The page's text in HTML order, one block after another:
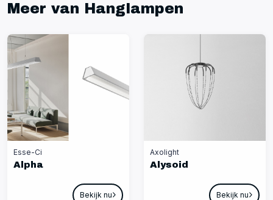
Meer van Hanglampen
Esse-Ci
Alpha
Bekijk nu
Axolight
Alysoid
Bekijk nu